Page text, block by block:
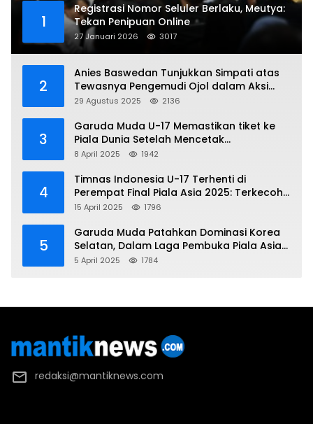
1
Registrasi Nomor Seluler Berlaku, Meutya:
Tekan Penipuan Online
27 Januari 2026 3017
2
Anies Baswedan Tunjukkan Simpati atas
Tewasnya Pengemudi Ojol dalam Aksi
Demo
29 Agustus 2025 2136
3
Garuda Muda U-17 Memastikan tiket ke
Piala Dunia Setelah Mencetak
Kemenangan Gemilang atas Yaman 4-1 di
8 April 2025 1942
4
Timnas Indonesia U-17 Terhenti di
Perempat Final Piala Asia 2025: Terkecoh
Korea Utara
15 April 2025 1796
5
Garuda Muda Patahkan Dominasi Korea
Selatan, Dalam Laga Pembuka Piala Asia
2025 U-17
5 April 2025 1784
redaksi@mantiknews.com